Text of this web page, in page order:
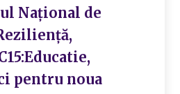
Național de
pentru noua